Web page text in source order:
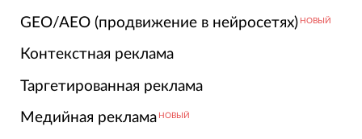
GEO/AEO (продвижение в нейросетях) НОВЫЙ
Контекстная реклама
Таргетированная реклама
Медийная реклама НОВЫЙ